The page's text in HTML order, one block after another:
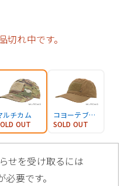
れ中です。
ルチカム
OUT
コヨーテブラウン
SOLD OUT
せを受け取るには
必要です。